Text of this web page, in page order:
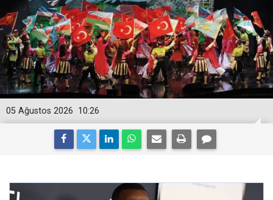
10:26
05 Ağustos 2026